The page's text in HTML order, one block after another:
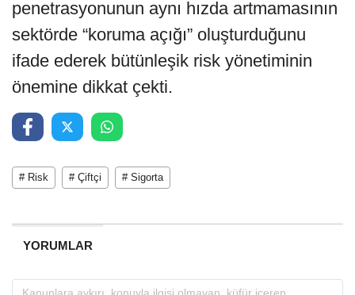
penetrasyonunun aynı hızda artmamasının
sektörde “koruma açığı” oluşturduğunu
ifade ederek bütünleşik risk yönetiminin
önemine dikkat çekti.
# Risk # Çiftçi # Sigorta
YORUMLAR